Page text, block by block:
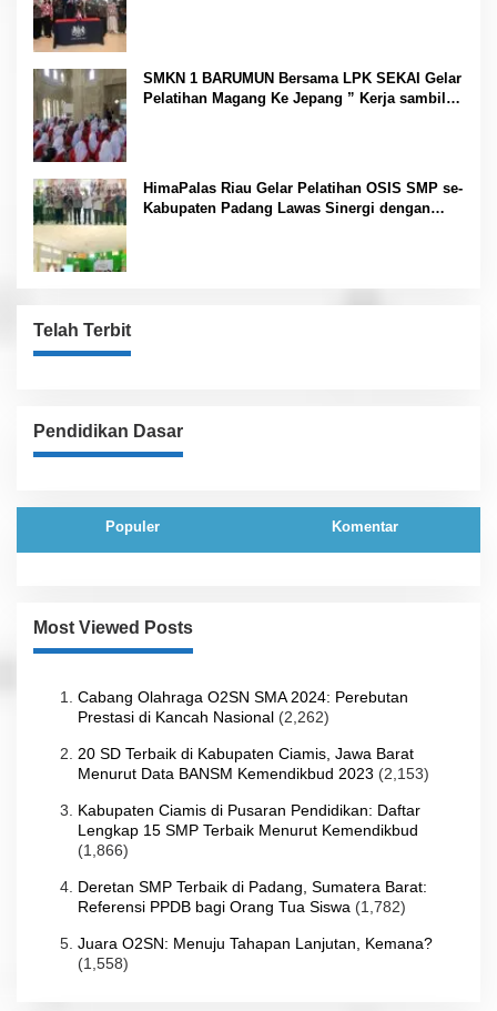
SMKN 1 BARUMUN Bersama LPK SEKAI Gelar
Pelatihan Magang Ke Jepang ” Kerja sambil
HimaPalas Riau Gelar Pelatihan OSIS SMP se-
Kabupaten Padang Lawas Sinergi dengan
Telah Terbit
Pendidikan Dasar
Populer Komentar
Most Viewed Posts
Cabang Olahraga O2SN SMA 2024: Perebutan
Prestasi di Kancah Nasional (2,262)
20 SD Terbaik di Kabupaten Ciamis, Jawa Barat
Menurut Data BANSM Kemendikbud 2023 (2,153)
Kabupaten Ciamis di Pusaran Pendidikan: Daftar
Lengkap 15 SMP Terbaik Menurut Kemendikbud
(1,866)
Deretan SMP Terbaik di Padang, Sumatera Barat:
Referensi PPDB bagi Orang Tua Siswa (1,782)
Juara O2SN: Menuju Tahapan Lanjutan, Kemana?
(1,558)